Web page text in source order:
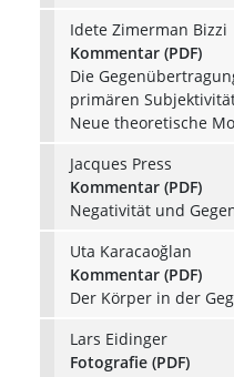
Idete Zimerman Bizzi
Kommentar (PDF)
Die
primären
Neue theoretische
Jacques Press
Kommentar (PDF)
Negativität und
Uta Karacaoğlan
Kommentar (PDF)
Der Körper in der
Lars Eidinger
Fotografie (PDF)